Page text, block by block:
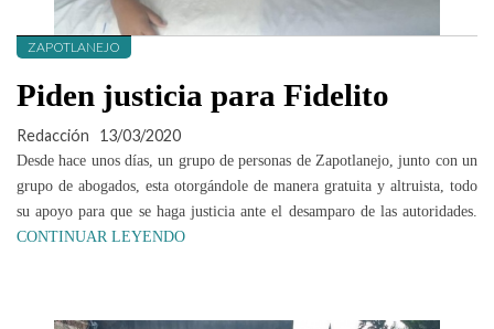
ZAPOTLANEJO
Piden justicia para Fidelito
Redacción 13/03/2020
Desde hace unos días, un grupo de personas de Zapotlanejo, junto con un
grupo de abogados, esta otorgándole de manera gratuita y altruista, todo
su apoyo para que se haga justicia ante el desamparo de las autoridades.
CONTINUAR LEYENDO